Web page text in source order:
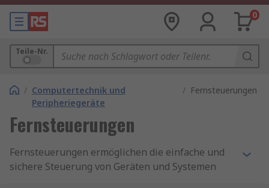
0
Teile-Nr.
/ Computertechnik und
Peripheriegeräte
/ Fernsteuerungen
Fernsteuerungen
Fernsteuerungen ermöglichen die einfache und
sichere Steuerung von Geräten und Systemen